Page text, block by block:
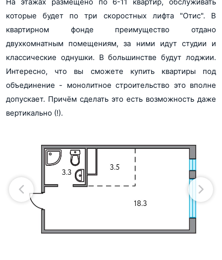
На этажах размещено по 6-11 квартир, обслуживать
которые будет по три скоростных лифта "Отис". В
квартирном фонде преимущество отдано
двухкомнатным помещениям, за ними идут студии и
классические однушки. В большинстве будут лоджии.
Интересно, что вы сможете купить квартиры под
объединение - монолитное строительство это вполне
допускает. Причём сделать это есть возможность даже
вертикально (!).